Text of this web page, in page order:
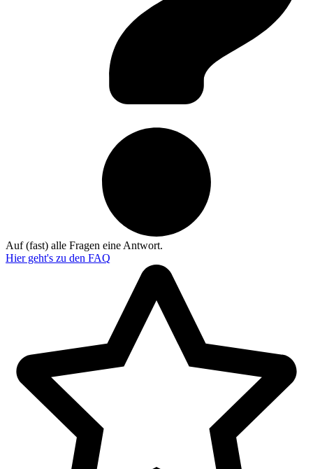
Auf (fast) alle Fragen eine Antwort.
Hier geht's zu den FAQ